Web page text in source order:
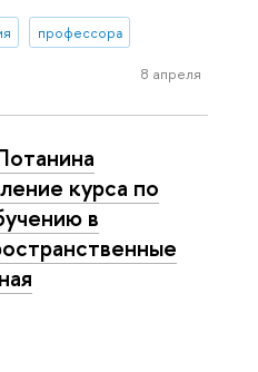
профессора
8 апреля
курса по
в